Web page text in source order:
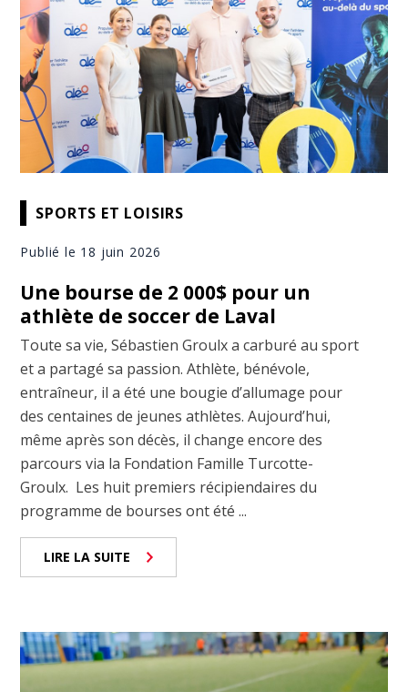
SPORTS ET LOISIRS
Publié le 18 juin 2026
Une bourse de 2 000$ pour un
athlète de soccer de Laval
Toute sa vie, Sébastien Groulx a carburé au sport
et a partagé sa passion. Athlète, bénévole,
entraîneur, il a été une bougie d’allumage pour
des centaines de jeunes athlètes. Aujourd’hui,
même après son décès, il change encore des
parcours via la Fondation Famille Turcotte-
Groulx. Les huit premiers récipiendaires du
programme de bourses ont été ...
LIRE LA SUITE